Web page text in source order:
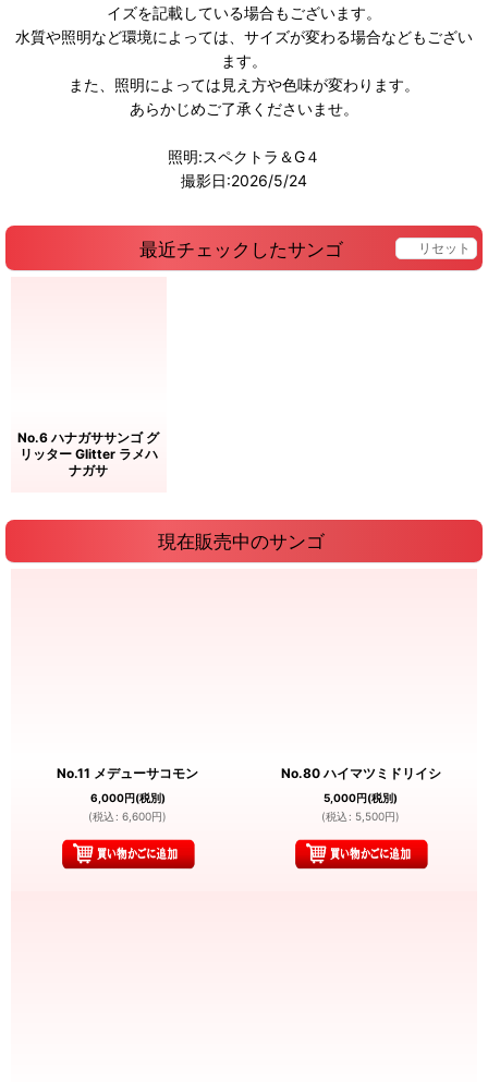
イズを記載している場合もございます。
水質や照明など環境によっては、サイズが変わる場合などもござい
ます。
また、照明によっては見え方や色味が変わります。
あらかじめご了承くださいませ。
照明:スペクトラ＆G４
撮影日:2026/5/24
最近チェックしたサンゴ リセット
No.6 ハナガササンゴ グ
リッター Glitter ラメハ
ナガサ
現在販売中のサンゴ
No.11 メデューサコモン
6,000円(税別)
(税込 : 6,600円)
No.80 ハイマツミドリイシ
5,000円(税別)
(税込 : 5,500円)